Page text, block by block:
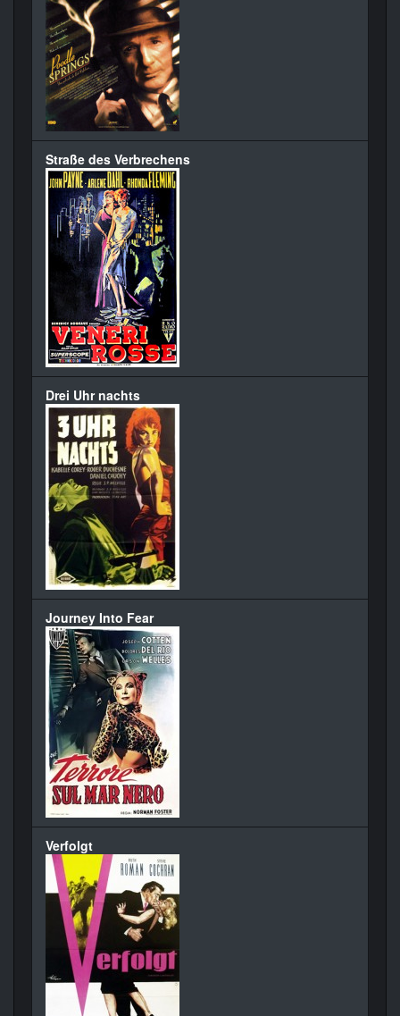
Straße des Verbrechens
Drei Uhr nachts
Journey Into Fear
Verfolgt